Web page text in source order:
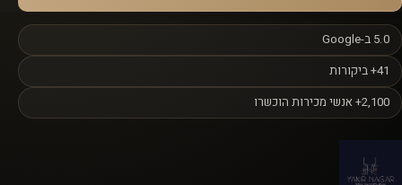
5.0 ב-Google
41+ ביקורות
2,100+ אנשי מכירות הוכשרו